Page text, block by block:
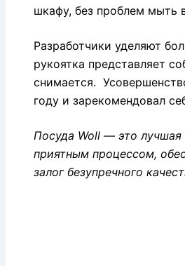
шкафу, без проблем мыть
Разработчики уделяют
рукоятка представляет
снимается.
году и зарекомендовал
Посуда Woll — это лучшая
приятным процессом,
залог безупречного